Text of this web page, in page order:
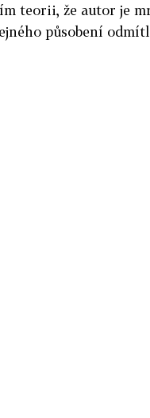
teorii, že autor je
působení